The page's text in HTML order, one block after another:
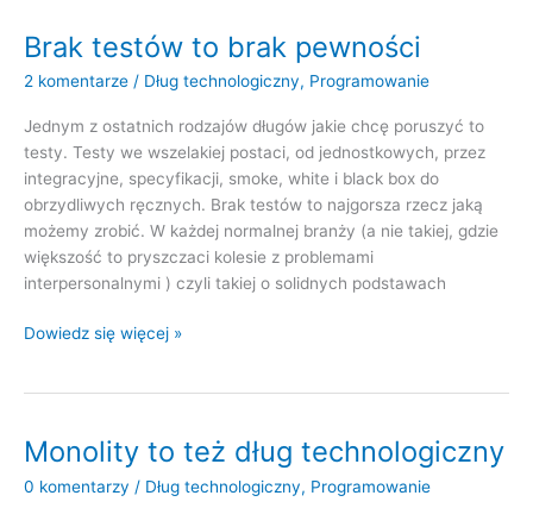
długu
Brak testów to brak pewności
2 komentarze / Dług technologiczny, Programowanie
Jednym z ostatnich rodzajów długów jakie chcę poruszyć to
testy. Testy we wszelakiej postaci, od jednostkowych, przez
integracyjne, specyfikacji, smoke, white i black box do
obrzydliwych ręcznych. Brak testów to najgorsza rzecz jaką
możemy zrobić. W każdej normalnej branży (a nie takiej, gdzie
większość to pryszczaci kolesie z problemami
interpersonalnymi ) czyli takiej o solidnych podstawach
Brak
pewności
Dowiedz się więcej »
Monolity to też dług technologiczny
0 komentarzy / Dług technologiczny, Programowanie